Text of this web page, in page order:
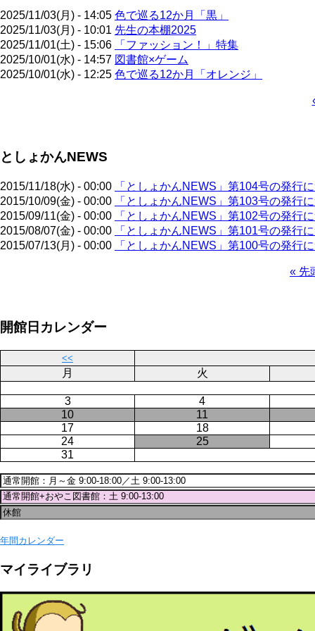
2025/11/03(月) - 14:05 色で巡る12か月「黒」
2025/11/03(月) - 10:01 先生の本棚2025
2025/11/01(土) - 15:06
「ファッション！」特集
2025/10/01(水) - 14:57 図書館×ゲーム
2025/10/01(水) - 12:25 色で巡る12か月「オレンジ」
送
としょかんNEWS
2015/11/18(水) - 00:00
「としょかんNEWS」第104号の発行
2015/10/09(金) - 00:00
「としょかんNEWS」第103号の発行
2015/09/11(金) - 00:00
「としょかんNEWS」第102号の発行
2015/08/07(金) - 00:00
「としょかんNEWS」第101号の発行
2015/07/13(月) - 00:00
「としょかんNEWS」第100号の発行
送
先
« 先
開館日カレンダー
<<
月 火
3
4
10
11
17
18
24
25
31
年間カレンダー
マイライブラリ